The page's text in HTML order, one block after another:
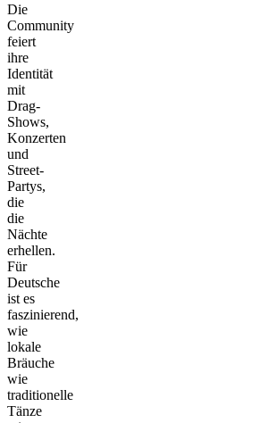
Die
Community
feiert
ihre
Identität
mit
Drag-
Shows,
Konzerten
und
Street-
Partys,
die
die
Nächte
erhellen.
Für
Deutsche
ist es
faszinierend,
wie
lokale
Bräuche
wie
traditionelle
Tänze